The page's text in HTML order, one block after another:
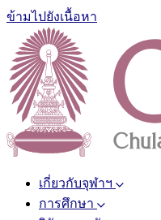
ข้ามไปยังเนื้อหา
เกี่ยวกับจุฬาฯ
การศึกษา